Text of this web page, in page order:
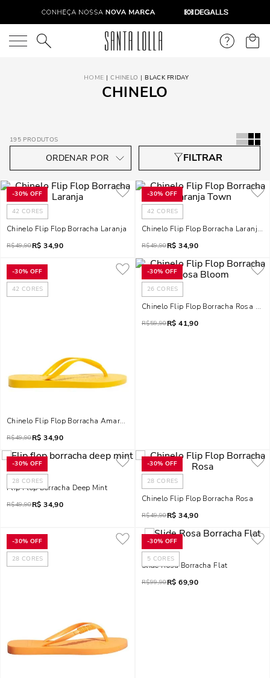
O que você está procurando?
CHINELO BLACK FRIDAY
CHINELO
195 PRODUTOS
-30% OFF
42 CORES
Chinelo Flip Flop Borracha Laranja
R$49,90R$ 34,90
-30% OFF
42 CORES
Chinelo Flip Flop Borracha Laranja
R$49,90R$ 34,90
-30% OFF
42 CORES
Chinelo Flip Flop Borracha Amarelo Jelly
R$49,90R$ 34,90
-30% OFF
26 CORES
Chinelo Flip Flop Borracha Rosa
R$59,90R$ 41,90
-30% OFF
28 CORES
Flip Flop Borracha Deep Mint
R$49,90R$ 34,90
-30% OFF
28 CORES
Chinelo Flip Flop Borracha Rosa
R$49,90R$ 34,90
-30% OFF
28 CORES
-30% OFF
5 CORES
Slide Rosa Borracha Flat
R$99,90R$ 69,90